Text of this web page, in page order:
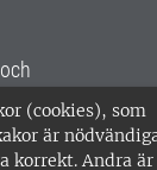
(cookies), som
är
korrekt. Andra är